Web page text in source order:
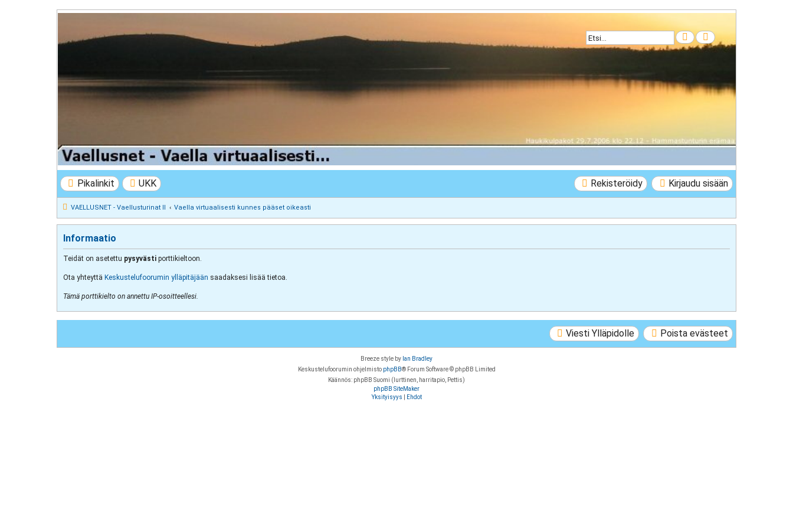
Etsi Tarkennettu haku
VAELLUSNET - Vaellusturinat II
Keskustelua vaeltamisesta ja Lapista
Pikalinkit UKK Kirjaudu sisään
Rekisteröidy
VAELLUSNET - Vaellusturinat II Vaella virtuaalisesti kunnes pääset oikeasti
Informaatio
Teidät on asetettu pysyvästi porttikieltoon.
Ota yhteyttä Keskustelufoorumin ylläpitäjään saadaksesi lisää tietoa.
Tämä porttikielto on annettu IP-osoitteellesi.
Poista evästeet
Viesti Ylläpidolle
Breeze style by Ian Bradley
Keskustelufoorumin ohjelmisto phpBB® Forum Software © phpBB Limited
Käännös: phpBB Suomi (lurttinen, harritapio, Pettis)
phpBB SiteMaker
Yksityisyys
Ehdot